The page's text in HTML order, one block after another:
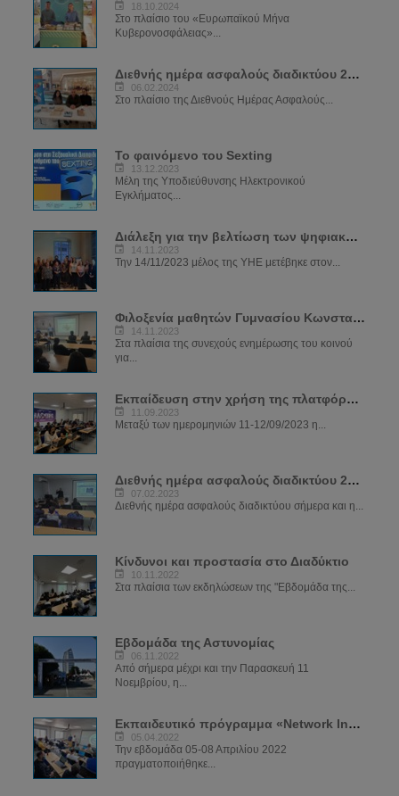
18.10.2024
Στο πλαίσιο του «Ευρωπαϊκού Μήνα
Κυβερονοσφάλειας»...
Διεθνής ημέρα ασφαλούς διαδικτύου 2024
06.02.2024
Στο πλαίσιο της Διεθνούς Ημέρας Ασφαλούς...
Το φαινόμενο του Sexting
13.12.2023
Μέλη της Υποδιεύθυνσης Ηλεκτρονικού
Εγκλήματος...
Διάλεξη για την βελτίωση των ψηφιακών δεξιοτήτων των μελών του ΣΠΑΒΟ
14.11.2023
Την 14/11/2023 μέλος της ΥΗΕ μετέβηκε στον...
Φιλοξενία μαθητών Γυμνασίου Κωνσταντινουπόλεως
14.11.2023
Στα πλαίσια της συνεχούς ενημέρωσης του κοινού
για...
Εκπαίδευση στην χρήση της πλατφόρμας SIRIUS
11.09.2023
Μεταξύ των ημερομηνιών 11-12/09/2023 η...
Διεθνής ημέρα ασφαλούς διαδικτύου 2023
07.02.2023
Διεθνής ημέρα ασφαλούς διαδικτύου σήμερα και η...
Κίνδυνοι και προστασία στο Διαδύκτιο
10.11.2022
Στα πλαίσια των εκδηλώσεων της "Εβδομάδα της...
Εβδομάδα της Αστυνομίας
06.11.2022
Από σήμερα μέχρι και την Παρασκευή 11
Νοεμβρίου, η...
Εκπαιδευτικό πρόγραμμα «Network Investigations»
05.04.2022
Την εβδομάδα 05-08 Απριλίου 2022
πραγματοποιήθηκε...